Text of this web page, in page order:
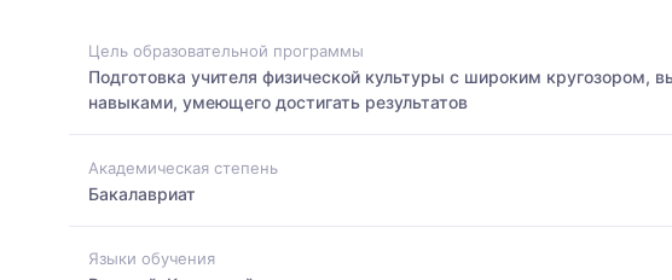
Цель образовательной программы
Подготовка учителя физической культуры с широким
навыками, умеющего достигать результатов
Академическая степень
Бакалавриат
Языки обучения